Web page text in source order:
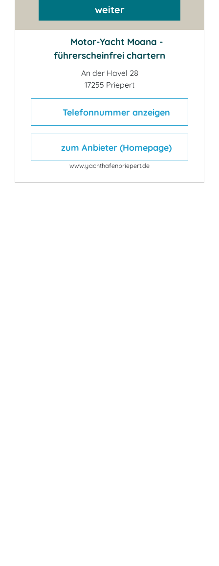
weiter
Motor-Yacht Moana -
führerscheinfrei chartern
An der Havel 28
17255 Priepert
Telefonnummer anzeigen
zum Anbieter (Homepage)
www.yachthafenpriepert.de